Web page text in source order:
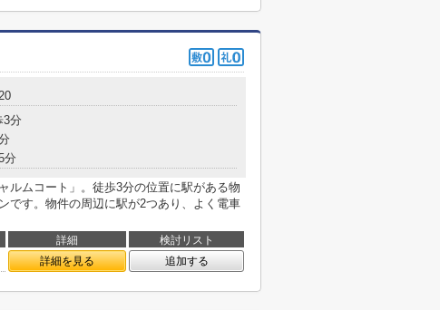
3分
分
ルムコート」。徒歩3分の位置に駅がある物
です。物件の周辺に駅が2つあり、よく電車
詳細 検討リスト
詳細を見る 追加する